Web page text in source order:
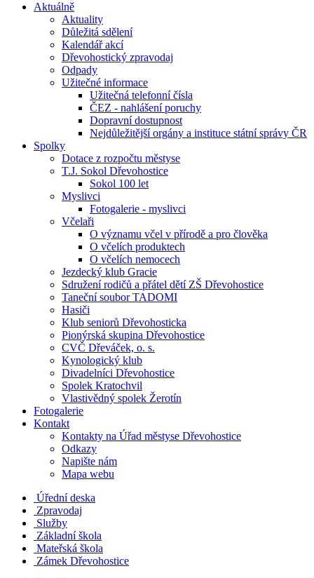
Aktuálně
Aktuality
Důležitá sdělení
Kalendář akcí
Dřevohostický zpravodaj
Odpady
Užitečné informace
Užitečná telefonní čísla
ČEZ - nahlášení poruchy
Dopravní dostupnost
Nejdůležitější orgány a instituce státní správy ČR
Spolky
Dotace z rozpočtu městyse
T.J. Sokol Dřevohostice
Sokol 100 let
Myslivci
Fotogalerie - myslivci
Včelaři
O významu včel v přírodě a pro člověka
O včelích produktech
O včelích nemocech
Jezdecký klub Gracie
Sdružení rodičů a přátel dětí ZŠ Dřevohostice
Taneční soubor TADOMI
Hasiči
Klub seniorů Dřevohosticka
Pionýrská skupina Dřevohostice
CVČ Dřeváček, o. s.
Kynologický klub
Divadelníci Dřevohostice
Spolek Kratochvil
Vlastivědný spolek Žerotín
Fotogalerie
Kontakt
Kontakty na Úřad městyse Dřevohostice
Odkazy
Napište nám
Mapa webu
Úřední deska
Zpravodaj
Služby
Základní škola
Mateřská škola
Zámek Dřevohostice